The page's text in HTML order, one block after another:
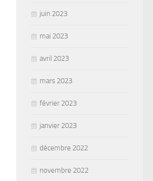
juin 2023
mai 2023
avril 2023
mars 2023
février 2023
janvier 2023
décembre 2022
novembre 2022